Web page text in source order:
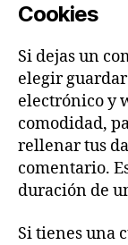
Cookies
Si dejas un
elegir
electrónico y
comodidad,
rellenar tus
comentario.
duración de
Si tienes una